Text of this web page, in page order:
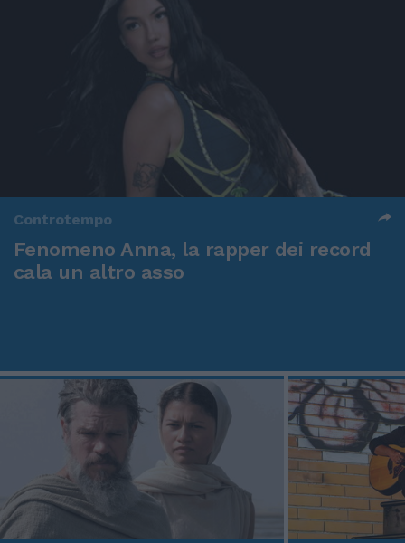
Controtempo
Fenomeno Anna, la rapper dei record
cala un altro asso